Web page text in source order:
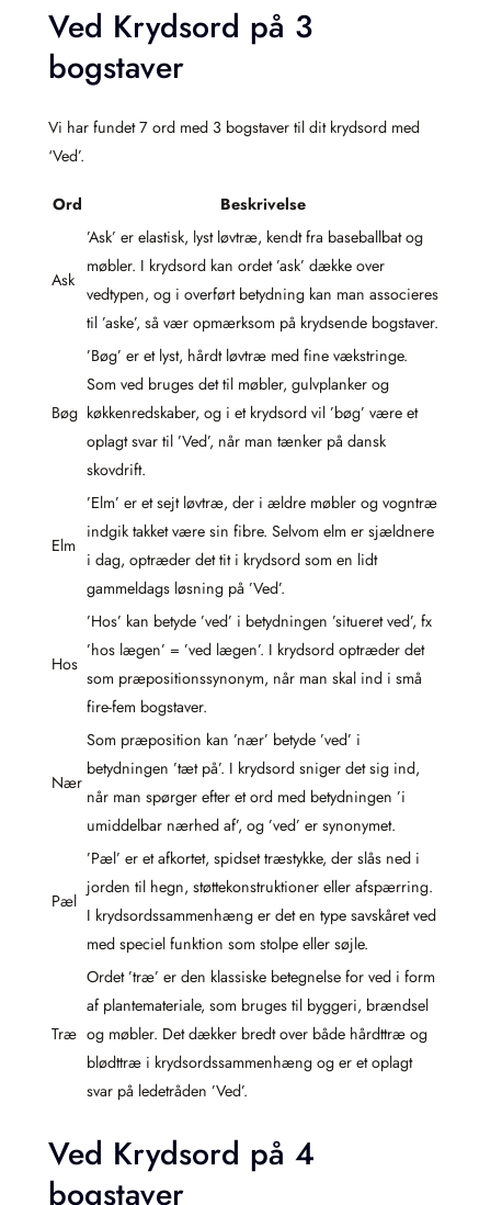
Ved Krydsord på 3
bogstaver
Vi har fundet 7 ord med 3 bogstaver til dit krydsord med
‘Ved’.
Ord Beskrivelse
Ask
’Ask’ er elastisk, lyst løvtræ, kendt fra baseballbat og
møbler. I krydsord kan ordet ’ask’ dække over
vedtypen, og i overført betydning kan man associeres
til ’aske’, så vær opmærksom på krydsende bogstaver.
Bøg
’Bøg’ er et lyst, hårdt løvtræ med fine vækstringe.
Som ved bruges det til møbler, gulvplanker og
køkkenredskaber, og i et krydsord vil ’bøg’ være et
oplagt svar til ’Ved’, når man tænker på dansk
skovdrift.
Elm
’Elm’ er et sejt løvtræ, der i ældre møbler og vogntræ
indgik takket være sin fibre. Selvom elm er sjældnere
i dag, optræder det tit i krydsord som en lidt
gammeldags løsning på ’Ved’.
Hos
’Hos’ kan betyde ’ved’ i betydningen ’situe­ret ved’, fx
’hos lægen’ = ’ved lægen’. I krydsord optræder det
som præpositionssynonym, når man skal ind i små
fire-fem bogstaver.
Nær
Som præposition kan ’nær’ betyde ’ved’ i
betydningen ’tæt på’. I krydsord sniger det sig ind,
når man spørger efter et ord med betydningen ’i
umiddelbar nærhed af’, og ’ved’ er synonymet.
Pæl
’Pæl’ er et afkortet, spidset træstykke, der slås ned i
jorden til hegn, støttekonstruktioner eller afspærring.
I krydsordssammenhæng er det en type savskåret ved
med speciel funktion som stolpe eller søjle.
Træ
Ordet ’træ’ er den klassiske betegnelse for ved i form
af plantemateriale, som bruges til byggeri, brændsel
og møbler. Det dækker bredt over både hårdttræ og
blødttræ i krydsordssammenhæng og er et oplagt
svar på ledetråden ’Ved’.
Ved Krydsord på 4
bogstaver